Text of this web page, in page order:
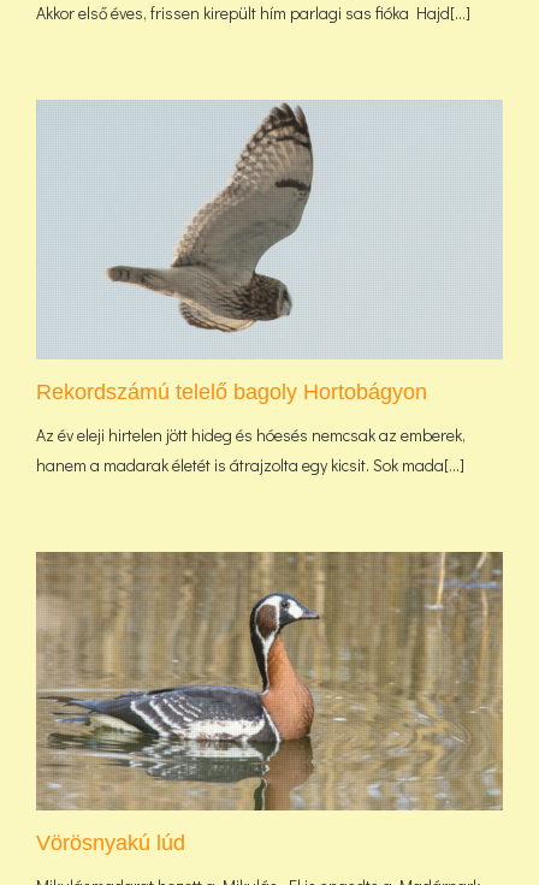
Akkor első éves, frissen kirepült hím parlagi sas fióka Hajd[...]
Rekordszámú telelő bagoly Hortobágyon
Az év eleji hirtelen jött hideg és hóesés nemcsak az emberek,
hanem a madarak életét is átrajzolta egy kicsit. Sok mada[...]
Vörösnyakú lúd